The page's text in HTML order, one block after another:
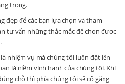
trọng.
đẹp để các bạn lựa chọn và tham
tư vấn những thắc mắc để chọn được
nhiệm vụ mà chúng tôi luôn đặt lên
là niềm vinh hạnh của chúng tôi. Khi
chỗ thì phía chúng tôi sẽ cố gắng